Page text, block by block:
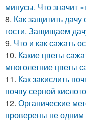
минусы. Что значит
8. Как защитить
гости. Защищаем
9. Что и как сажать
10. Какие цветы
многолетние цветы
11. Как закислить
почву серной
12. Органические
проверены не одним